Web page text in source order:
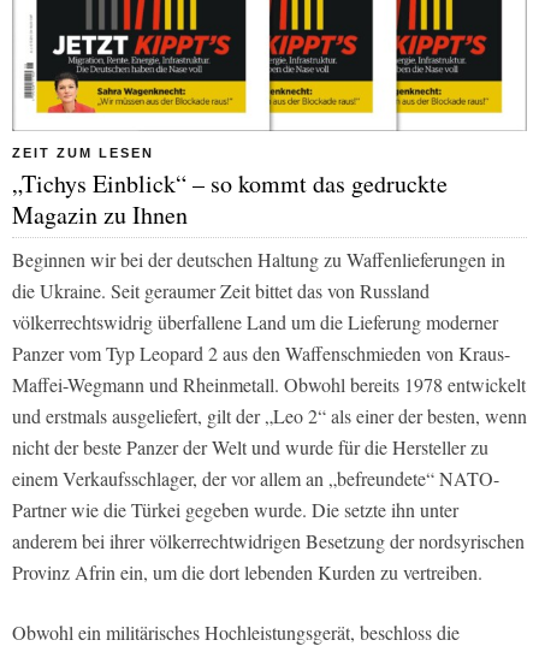
ZEIT ZUM LESEN
„Tichys Einblick“ – so kommt das gedruckte
Magazin zu Ihnen
Beginnen wir bei der deutschen Haltung zu Waffenlieferungen in
die Ukraine. Seit geraumer Zeit bittet das von Russland
völkerrechtswidrig überfallene Land um die Lieferung moderner
Panzer vom Typ Leopard 2 aus den Waffenschmieden von Kraus-
Maffei-Wegmann und Rheinmetall. Obwohl bereits 1978 entwickelt
und erstmals ausgeliefert, gilt der „Leo 2“ als einer der besten, wenn
nicht der beste Panzer der Welt und wurde für die Hersteller zu
einem Verkaufsschlager, der vor allem an „befreundete“ NATO-
Partner wie die Türkei gegeben wurde. Die setzte ihn unter
anderem bei ihrer völkerrechtwidrigen Besetzung der nordsyrischen
Provinz Afrin ein, um die dort lebenden Kurden zu vertreiben.
Obwohl ein militärisches Hochleistungsgerät, beschloss die